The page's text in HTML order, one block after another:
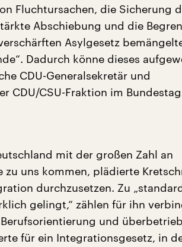
Fluchtursachen, die Sicherung
Abschiebung und die
Asylgesetz
Dadurch könne dieses
CDU-Generalsekretär und
CDU/CSU-Fraktion im
mit der großen Zahl an
uns kommen, plädierte
durchzusetzen. Zu
gelingt,“ zählen für ihn
und
für ein Integrationsgesetz, in